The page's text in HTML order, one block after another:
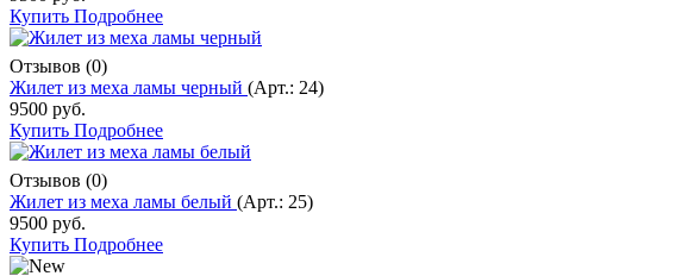
Купить Подробнее
Отзывов (0)
Жилет из меха ламы черный (Арт.: 24)
9500 руб.
Купить Подробнее
Отзывов (0)
Жилет из меха ламы белый (Арт.: 25)
9500 руб.
Купить Подробнее